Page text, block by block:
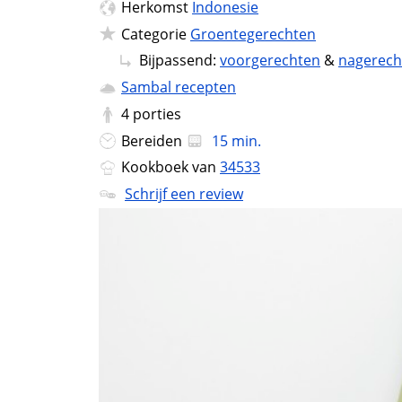
Herkomst Indonesie
Categorie Groentegerechten
Bijpassend: voorgerechten &
Sambal recepten
4 porties
Bereiden
15 min.
Kookboek van 34533
Schrijf een review